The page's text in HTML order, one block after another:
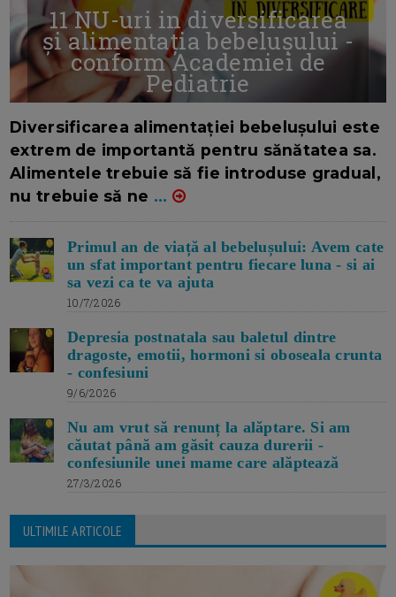
11 NU-uri in diversificarea
și alimentația bebelușului -
conform Academiei de
Pediatrie
Diversificarea alimentației bebelușului este
extrem de importantă pentru sănătatea sa.
Alimentele trebuie să fie introduse gradual,
nu trebuie să ne ...
Primul an de viață al bebelușului: Avem cate
un sfat important pentru fiecare luna - si ai
sa vezi ca te va ajuta
10/7/2026
Depresia postnatala sau baletul dintre
dragoste, emotii, hormoni si oboseala crunta
- confesiuni
9/6/2026
Nu am vrut să renunț la alăptare. Si am
căutat până am găsit cauza durerii -
confesiunile unei mame care alăptează
27/3/2026
ULTIMILE ARTICOLE